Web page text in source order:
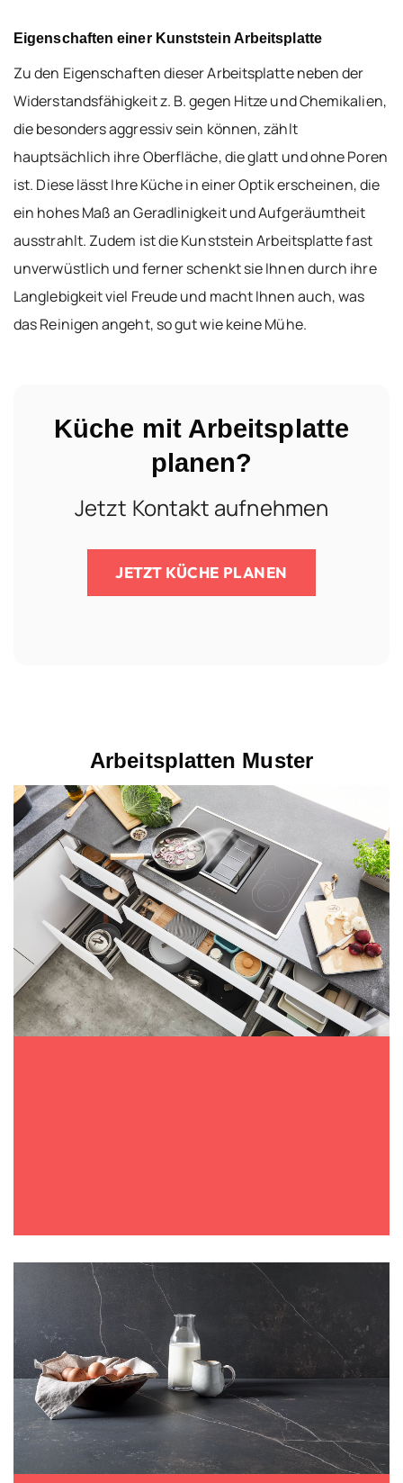
Eigenschaften einer Kunststein Arbeitsplatte
Zu den Eigenschaften dieser Arbeitsplatte neben der
Widerstandsfähigkeit z. B. gegen Hitze und Chemikalien,
die besonders aggressiv sein können, zählt
hauptsächlich ihre Oberfläche, die glatt und ohne Poren
ist. Diese lässt Ihre Küche in einer Optik erscheinen, die
ein hohes Maß an Geradlinigkeit und Aufgeräumtheit
ausstrahlt. Zudem ist die Kunststein Arbeitsplatte fast
unverwüstlich und ferner schenkt sie Ihnen durch ihre
Langlebigkeit viel Freude und macht Ihnen auch, was
das Reinigen angeht, so gut wie keine Mühe.
Küche mit Arbeitsplatte
planen?
Jetzt Kontakt aufnehmen
JETZT KÜCHE PLANEN
Arbeitsplatten Muster